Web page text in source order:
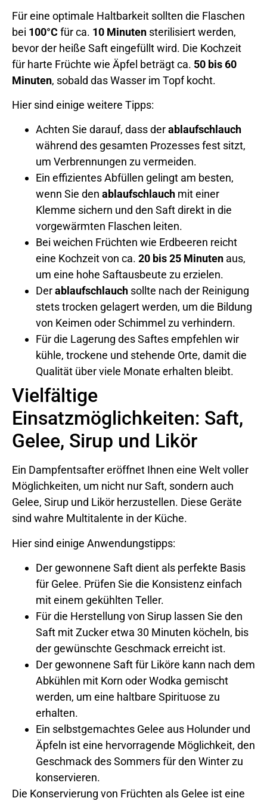
Für eine optimale Haltbarkeit sollten die Flaschen
bei 100°Cfür ca. 10 Minuten sterilisiert werden,
bevor der heiße Saft eingefüllt wird. Die Kochzeit
für harte Früchte wie Äpfel beträgt ca. 50 bis 60
Minuten, sobald das Wasser im Topf kocht.
Hier sind einige weitere Tipps:
Achten Sie darauf, dass derablaufschlauch
während des gesamten Prozesses fest sitzt,
um Verbrennungen zu vermeiden.
Ein effizientes Abfüllen gelingt am besten,
wenn Sie den ablaufschlauch mit einer
Klemme sichern und den Saft direkt in die
vorgewärmten Flaschen leiten.
Bei weichen Früchten wie Erdbeeren reicht
eine Kochzeit von ca. 20 bis 25 Minuten aus,
um eine hohe Saftausbeute zu erzielen.
Derablaufschlauch sollte nach der Reinigung
stets trocken gelagert werden, um die Bildung
von Keimen oder Schimmel zu verhindern.
Für die Lagerung des Saftes empfehlen wir
kühle, trockene und stehende Orte, damit die
Qualität über viele Monate erhalten bleibt.
Vielfältige
Einsatzmöglichkeiten: Saft,
Gelee, Sirup und Likör
Ein Dampfentsafter eröffnet Ihnen eine Welt voller
Möglichkeiten, um nicht nur Saft, sondern auch
Gelee, Sirup und Likör herzustellen. Diese Geräte
sind wahre Multitalente in der Küche.
Hier sind einige Anwendungstipps:
Der gewonnene Saft dient als perfekte Basis
für Gelee. Prüfen Sie die Konsistenz einfach
mit einem gekühlten Teller.
Für die Herstellung von Sirup lassen Sie den
Saft mit Zucker etwa 30 Minuten köcheln, bis
der gewünschte Geschmack erreicht ist.
Der gewonnene Saft für Liköre kann nach dem
Abkühlen mit Korn oder Wodka gemischt
werden, um eine haltbare Spirituose zu
erhalten.
Ein selbstgemachtes Gelee aus Holunder und
Äpfeln ist eine hervorragende Möglichkeit, den
Geschmack des Sommers für den Winter zu
konservieren.
Die Konservierung von Früchten als Gelee ist eine